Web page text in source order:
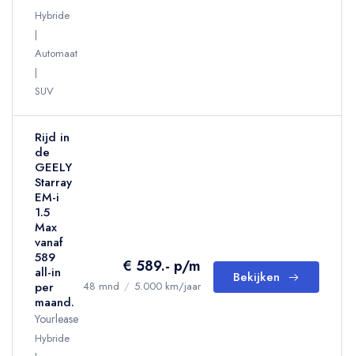
Hybride
Automaat
SUV
Rijd in
de
GEELY
Starray
EM-i
1.5
Max
vanaf
589
all-in
per
maand.
Yourlease
Hybride
€ 589.- p/m
48 mnd / 5.000 km/jaar
Bekijken